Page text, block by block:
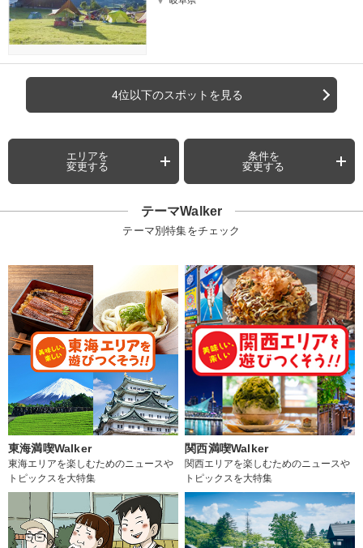
4位以下のスポットを見る
エリアを
変更する
条件を
変更する
テーマWalker
テーマ別特集をチェック
東海満喫Walker
東海エリアを楽しむためのニュースや
トピックスを大特集
関西満喫Walker
関西エリアを楽しむためのニュースや
トピックスを大特集